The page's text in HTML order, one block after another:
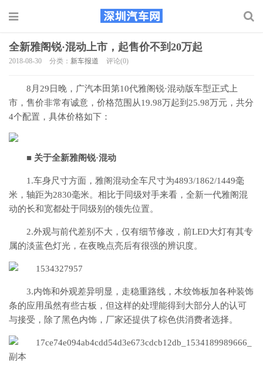
全新雅阁锐·混动上市，起售价不到20万起
2018-08-30 分类： 新车报道 评论(0)
8月29日晚，广汽本田第10代雅阁锐·混动版车型正式上
市，售价非常有诚意，价格范围从19.98万起到25.98万元，共分
4个配置，具体价格如下：
■ 关于全新雅阁锐·混动
1.车身尺寸方面，雅阁混动全车尺寸为4893/1862/1449毫
米，轴距为2830毫米。相比于同级对手来看，全新一代雅阁混
动的长和宽都处于同级别的领先位置。
2.外观与前代差别不大，仅有细节修改，前LED大灯有其专
属的淡蓝色灯光，在夜晚点亮后有很强的辨识度。
3.内饰和外观差异明显，走稳重路线，木纹饰板加各种装饰
条的应用虽然有些古板，但这样的处理能得到大部分人的认可
与接受，除了黑色内饰，厂家还提供了棕色供消费者选择。